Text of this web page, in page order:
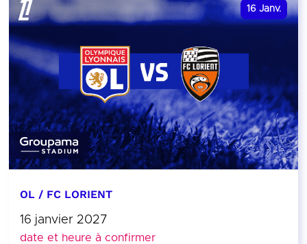
16 Janv.
OL / FC LORIENT
16 janvier 2027
date et heure à confirmer